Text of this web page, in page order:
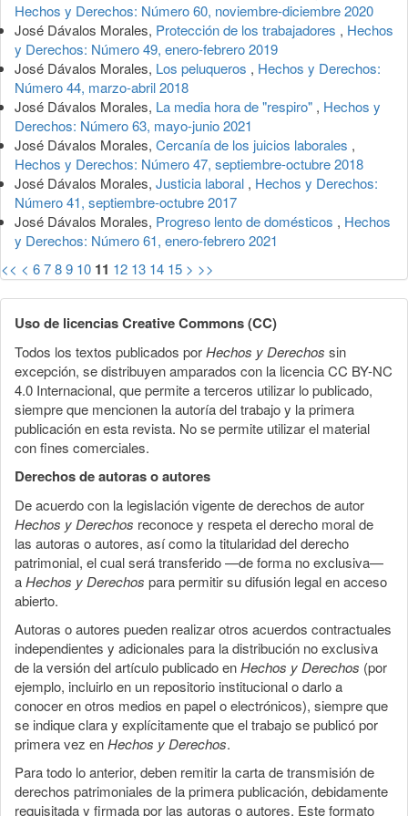
Hechos y Derechos: Número 60, noviembre-diciembre 2020
José Dávalos Morales, Protección de los trabajadores , Hechos
y Derechos: Número 49, enero-febrero 2019
José Dávalos Morales, Los peluqueros , Hechos y Derechos:
Número 44, marzo-abril 2018
José Dávalos Morales, La media hora de "respiro" , Hechos y
Derechos: Número 63, mayo-junio 2021
José Dávalos Morales, Cercanía de los juicios laborales ,
Hechos y Derechos: Número 47, septiembre-octubre 2018
José Dávalos Morales, Justicia laboral , Hechos y Derechos:
Número 41, septiembre-octubre 2017
José Dávalos Morales, Progreso lento de domésticos , Hechos
y Derechos: Número 61, enero-febrero 2021
<< < 6789 10 11 12 13 14 15 > >>
Uso de licencias Creative Commons (CC)
Todos los textos publicados porHechos y Derechos sin
excepción, se distribuyen amparados con la licencia CC BY-NC
4.0 Internacional, que permite a terceros utilizar lo publicado,
siempre que mencionen la autoría del trabajo y la primera
publicación en esta revista. No se permite utilizar el material
con fines comerciales.
Derechos de autoras o autores
De acuerdo con la legislación vigente de derechos de autor
Hechos y Derechos reconoce y respeta el derecho moral de
las autoras o autores, así como la titularidad del derecho
patrimonial, el cual será transferido —de forma no exclusiva—
aHechos y Derechos para permitir su difusión legal en acceso
abierto.
Autoras o autores pueden realizar otros acuerdos contractuales
independientes y adicionales para la distribución no exclusiva
de la versión del artículo publicado enHechos y Derechos (por
ejemplo, incluirlo en un repositorio institucional o darlo a
conocer en otros medios en papel o electrónicos), siempre que
se indique clara y explícitamente que el trabajo se publicó por
primera vez enHechos y Derechos.
Para todo lo anterior, deben remitir la carta de transmisión de
derechos patrimoniales de la primera publicación, debidamente
requisitada y firmada por las autoras o autores. Este formato